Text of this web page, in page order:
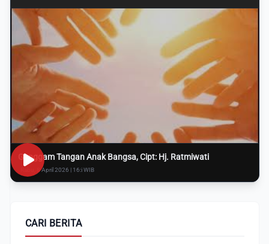
Genggam Tangan Anak Bangsa, Cipt: Hj. Ratmiwati
Rabu, 8 April 2026 | 16:i WIB
CARI BERITA